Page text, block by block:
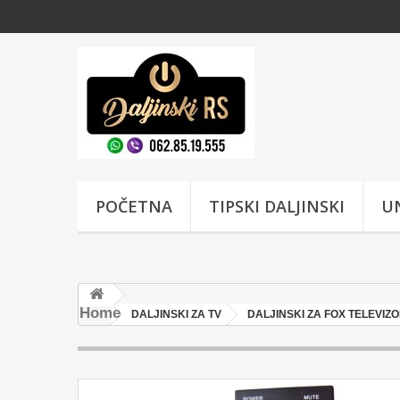
POČETNA TIPSKI DALJINSKI
Home DALJINSKI ZA TV DALJINSKI ZA FOX